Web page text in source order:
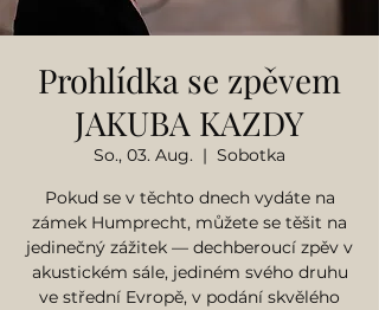
Prohlídka se zpěvem
JAKUBA KAZDY
So., 03. Aug.
  |
Sobotka
Pokud se v těchto dnech vydáte na
zámek Humprecht, můžete se těšit na
jedinečný zážitek — dechberoucí zpěv v
akustickém sále, jediném svého druhu
ve střední Evropě, v podání skvělého